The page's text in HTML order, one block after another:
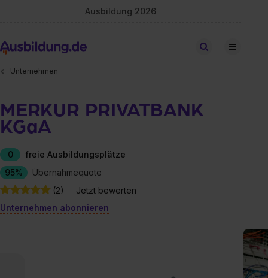
Ausbildung 2026
Stellen finden
Unternehmen
MERKUR PRIVATBANK
KGaA
0
freie Ausbildungsplätze
95%
Übernahmequote
(2)
Jetzt bewerten
Unternehmen abonnieren